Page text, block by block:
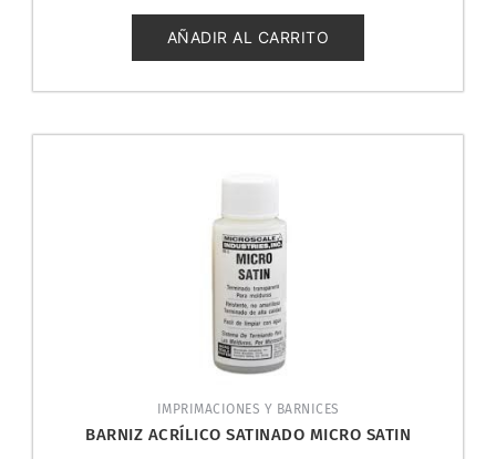
de
5
AÑADIR AL CARRITO
IMPRIMACIONES Y BARNICES
BARNIZ ACRÍLICO SATINADO MICRO SATIN